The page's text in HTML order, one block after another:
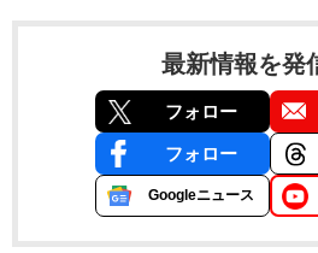
最新情報を発
フォロー
フォロー
Googleニュース